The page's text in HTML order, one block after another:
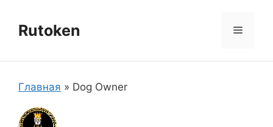
содержимому
Rutoken Меню
Главная » Dog Owner